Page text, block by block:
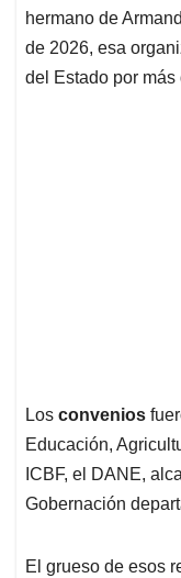
hermano de
de 2026, esa
del Estado por
Los convenios
Educación,
ICBF, el DANE,
Gobernación
El grueso de esos